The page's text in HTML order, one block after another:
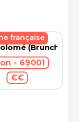
(Brunch)
- 69001
€€
française